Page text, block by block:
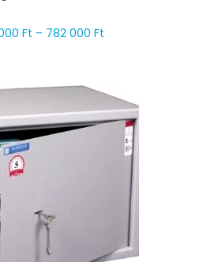
Ft – 782 000 Ft